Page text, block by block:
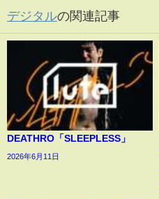
デジタルの関連記事
DEATHRO「SLEEPLESS」
2026年6月11日